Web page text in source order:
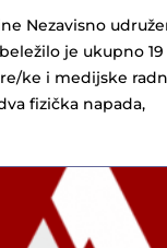
Nezavisno
je ukupno
ke i medijske
fizička napada,